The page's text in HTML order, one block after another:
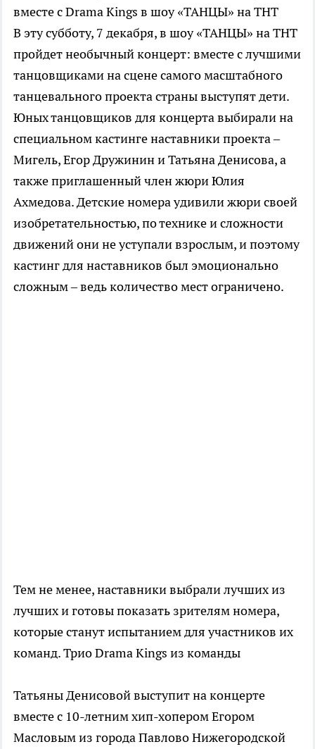
вместе с Drama Kings в шоу «ТАНЦЫ» на ТНТ
В эту субботу, 7 декабря, в шоу «ТАНЦЫ» на ТНТ
пройдет необычный концерт: вместе с лучшими
танцовщиками на сцене самого масштабного
танцевального проекта страны выступят дети.
Юных танцовщиков для концерта выбирали на
специальном кастинге наставники проекта –
Мигель, Егор Дружинин и Татьяна Денисова, а
также приглашенный член жюри Юлия
Ахмедова. Детские номера удивили жюри своей
изобретательностью, по технике и сложности
движений они не уступали взрослым, и поэтому
кастинг для наставников был эмоционально
сложным – ведь количество мест ограничено.
Тем не менее, наставники выбрали лучших из
лучших и готовы показать зрителям номера,
которые станут испытанием для участников их
команд. Трио Drama Kings из команды
Татьяны Денисовой выступит на концерте
вместе с 10-летним хип-хопером Егором
Масловым из города Павлово Нижегородской